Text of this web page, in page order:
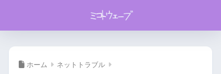
ホーム ネットトラブル